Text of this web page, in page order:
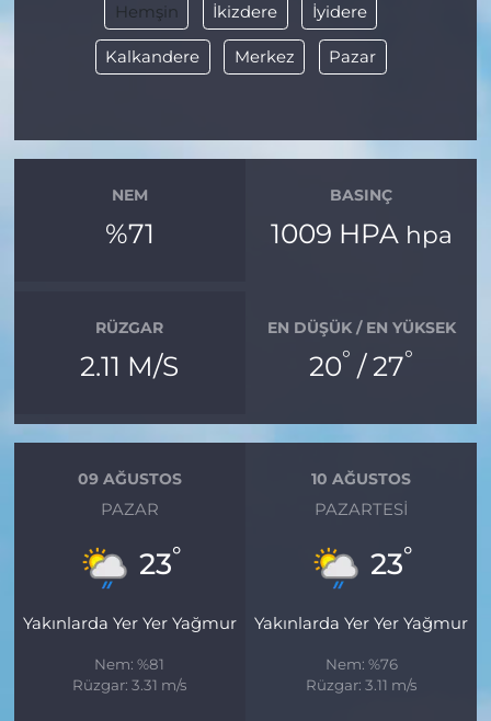
Hemşin İkizdere İyidere
Kalkandere Merkez Pazar
NEM
%71
BASINÇ
1009 HPA hpa
RÜZGAR
2.11 M/S
EN DÜŞÜK / EN YÜKSEK
20° / 27°
09 AĞUSTOS
PAZAR
23°
Yakınlarda Yer Yer Yağmur
Nem: %81
Rüzgar: 3.31 m/s
10 AĞUSTOS
PAZARTESI
23°
Yakınlarda Yer Yer Yağmur
Nem: %76
Rüzgar: 3.11 m/s